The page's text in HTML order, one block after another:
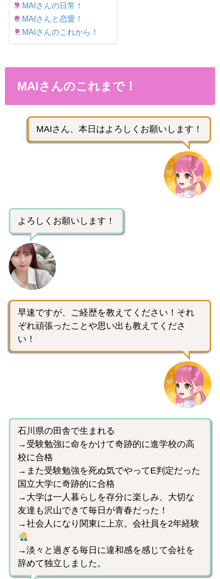
MAIさんの日常！
MAIさんと恋愛！
MAIさんのこれから！
MAIさんのこれまで！
MAIさん、本日はよろしくお願いします！
よろしくお願いします！
早速ですが、ご経歴を教えてください！それ
ぞれ頑張ったことや思い出も教えてくださ
い！
石川県の田舎で生まれる
→受験勉強に命をかけて奇跡的に進学校の高
校に合格
→また受験勉強を死ぬ気でやってE判定だった
国立大学に奇跡的に合格
→大学は一人暮らしを存分に楽しみ、大切な
友達も沢山できて毎日が青春だった！
→社会人になり関東に上京。会社員を2年経験
→淡々と過ぎる毎日に違和感を感じて会社を
辞めて独立しました。